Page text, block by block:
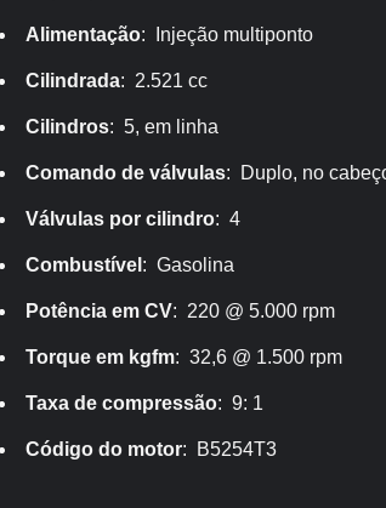
Alimentação: Injeção multiponto
Cilindrada: 2.521 cc
Cilindros: 5, em linha
Comando de válvulas: Duplo, no
Válvulas por cilindro: 4
Combustível : Gasolina
Potência em CV: 220 @ 5.000 rpm
Torque em kgfm: 32,6 @ 1.500 rpm
Taxa de compressão: 9: 1
Código do motor: B5254T3